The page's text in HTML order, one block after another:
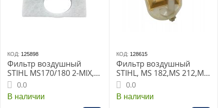
КОД: 125898
Фильтр воздушный
STIHL MS170/180 2-MIX,
(1130-141-1703)
0.0
В наличии
КОД: 128615
Фильтр воздушный
STIHL, MS 182,MS 212,MS
212C-BE
0.0
В наличии